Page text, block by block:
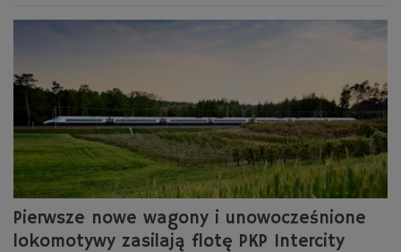
Pierwsze nowe wagony i unowocześnione
lokomotywy zasilają flotę PKP Intercity